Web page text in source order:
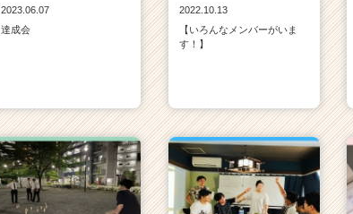
2023.06.07
達成会
2022.10.13
【いろんなメンバーがいま
す！】